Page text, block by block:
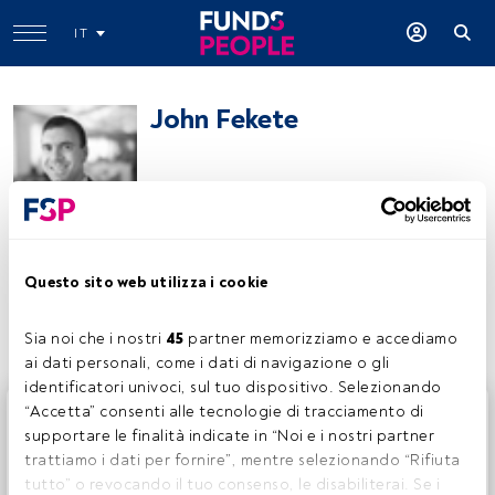
Questo sito web utilizza i cookie
Sia noi che i nostri 45 partner memorizziamo e accediamo
ai dati personali, come i dati di navigazione o gli
identificatori univoci, sul tuo dispositivo. Selezionando
“Accetta” consenti alle tecnologie di tracciamento di
supportare le finalità indicate in “Noi e i nostri partner
trattiamo i dati per fornire”, mentre selezionando “Rifiuta
tutto” o revocando il tuo consenso, le disabiliterai. Se i
IT
John Fekete
Condividi:
Questo è un articolo riservato agli utenti FundsPeople. Se
sei già registrato, accedi tramite il pulsante Login. Se non
hai ancora un account, ti invitiamo a registrarti per scoprire
tutti i contenuti che FundsPeople ha da offrire.